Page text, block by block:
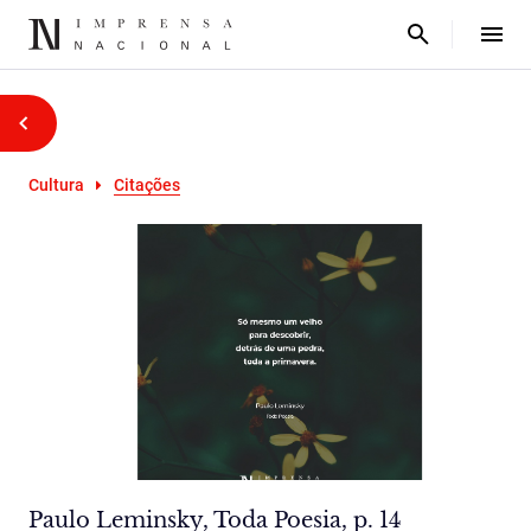
Cultura Citações
Paulo Leminsky, Toda Poesia, p. 14